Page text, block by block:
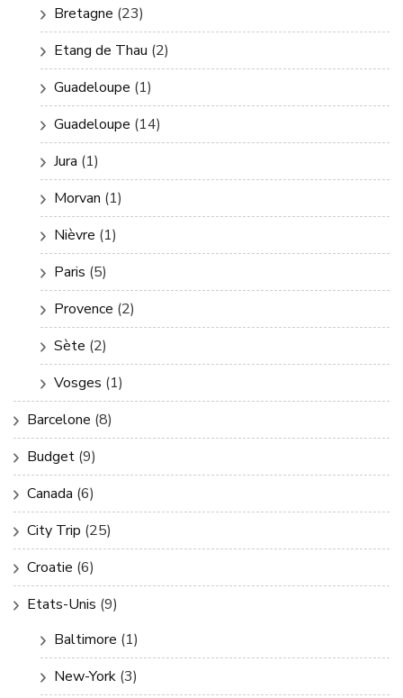
Bretagne (23)
Etang de Thau (2)
Guadeloupe (1)
Guadeloupe (14)
Jura (1)
Morvan (1)
Nièvre (1)
Paris (5)
Provence (2)
Sète (2)
Vosges (1)
Barcelone (8)
Budget (9)
Canada (6)
City Trip (25)
Croatie (6)
Etats-Unis (9)
Baltimore (1)
New-York (3)